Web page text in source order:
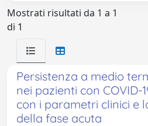
Mostrati risultati da 1 a 1
di 1
Persistenza a medio
nei pazienti con COVID-
con i parametri clinici e
della fase acuta